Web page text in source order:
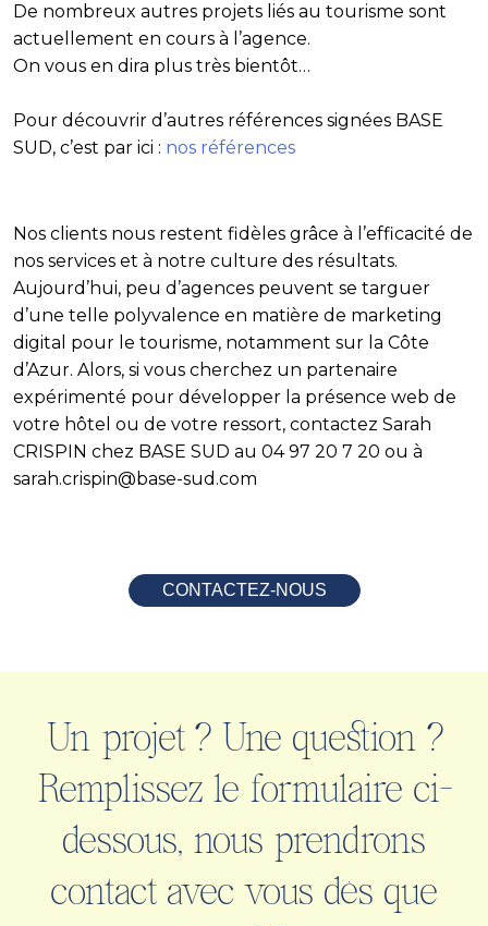
De nombreux autres projets liés au tourisme sont
actuellement en cours à l’agence.
On vous en dira plus très bientôt…
Pour découvrir d’autres références signées BASE
SUD, c’est par ici : nos références
Nos clients nous restent fidèles grâce à l’efficacité de
nos services et à notre culture des résultats.
Aujourd’hui, peu d’agences peuvent se targuer
d’une telle polyvalence en matière de marketing
digital pour le tourisme, notamment sur la Côte
d’Azur. Alors, si vous cherchez un partenaire
expérimenté pour développer la présence web de
votre hôtel ou de votre ressort, contactez Sarah
CRISPIN chez BASE SUD au 04 97 20 7 20 ou à
sarah.crispin@base-sud.com
CONTACTEZ-NOUS
Un projet ? Une question ?
Remplissez le formulaire ci-
dessous, nous prendrons
contact avec vous dès que